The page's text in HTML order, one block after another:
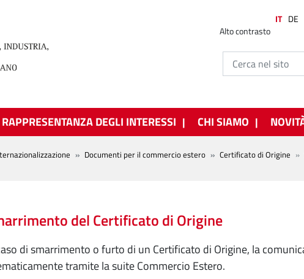
Alto contrasto
IT DE
RAPPRESENTANZA DEGLI INTERESSI CHI SIAMO
Documenti per il commercio estero Certificato di Origine
del Certificato di Origine
di smarrimento o furto di un Certificato di Origine, la
tramite la suite Commercio Estero.